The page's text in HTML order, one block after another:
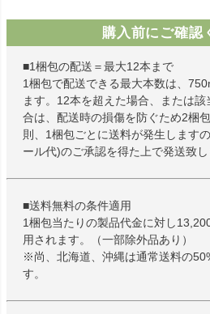
購入前にご確認
■1梱包の配送＝最大12本まで
1梱包で配送できる最大本数は、
ます。12本を超えた場合、または
合は、配送時の損傷を防ぐため2梱
則、1梱包ごとに送料が発生します
ール代)のご承認を得た上で発送致し
■送料無料の条件適用
1梱包当たりの製品代金に対し
用されます。（一部除外品あり）
※尚、北海道、沖縄は通常送料の
す。